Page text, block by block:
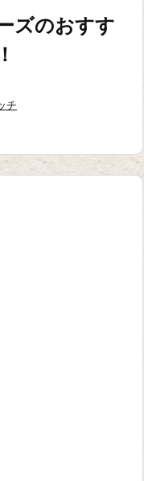
ズのおすす
チ